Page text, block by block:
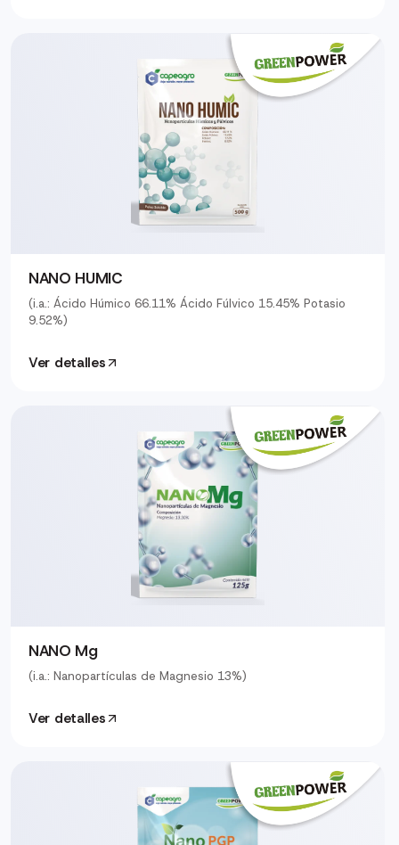
NANO HUMIC
(i.a.: Ácido Húmico 66.11% Ácido Fúlvico 15.45% Potasio
9.52%)
Ver detalles
NANO Mg
(i.a.: Nanopartículas de Magnesio 13%)
Ver detalles